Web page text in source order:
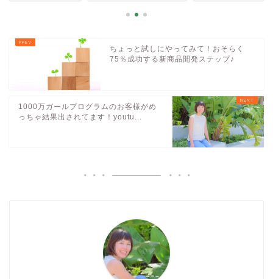
ちょっと試しにやってみて！おそらく
75％成功する新商品開発ステップ♪
1000万ガールプログラムのお客様がめ
っちゃ結果出されてます！youtu...